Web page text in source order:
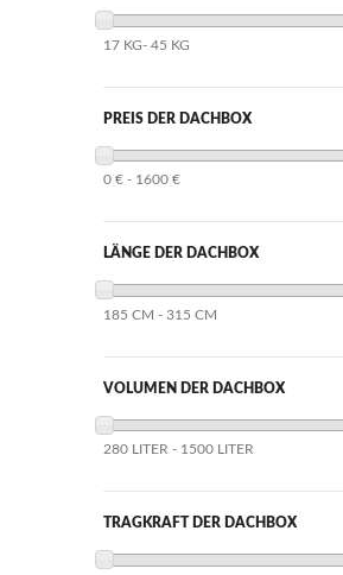
17 KG- 45 KG
PREIS DER DACHBOX
0 € - 1600 €
LÄNGE DER DACHBOX
185 CM - 315 CM
VOLUMEN DER DACHBOX
280 LITER - 1500 LITER
TRAGKRAFT DER DACHBOX